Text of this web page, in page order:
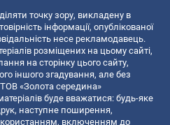
точку зору, викладену в
інформації, опублікованої
несе рекламодавець.
розміщених на цьому сайті,
на сторінку цього сайту,
іншого згадування, але без
«Золота середина»
буде вважатися: будь-яке
наступне поширення,
включенням до